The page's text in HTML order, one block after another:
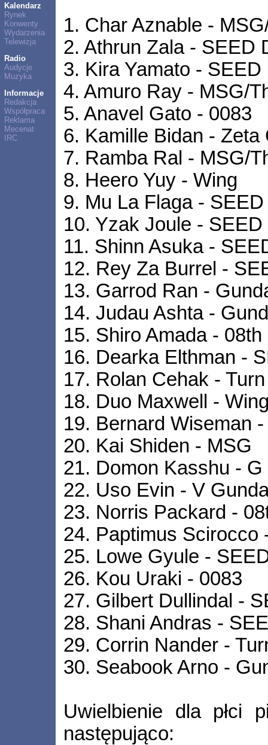
Kalendarz
Rynek
Konwenty
Wydarzenia
Telewizja
Radio
Audycje
Muzyka
Informacje
Redakcja
Współpraca
Reklama
Mecenat
IRC
1. Char Aznable -
2. Athrun Zala - SEED
3. Kira Yamato -
4. Amuro Ray - MSG/
5. Anavel Gato - 0083
6. Kamille Bidan - Zeta
7. Ramba Ral - MSG/
8. Heero Yuy - Wing
9. Mu La Flaga - SEED
10. Yzak Joule -
11. Shinn Asuka -
12. Rey Za Burrel -
13. Garrod Ran -
14. Judau Ashta -
15. Shiro Amada - 08th
16. Dearka Elthman -
17. Rolan Cehak -
18. Duo Maxwell -
19. Bernard Wiseman
20. Kai Shiden - MSG
21. Domon Kasshu -
22. Uso Evin - V
23. Norris Packard -
24. Paptimus Scirocco
25. Lowe Gyule -
26. Kou Uraki - 0083
27. Gilbert Dullindal -
28. Shani Andras -
29. Corrin Nander -
30. Seabook Arno -
Uwielbienie dla płci
następująco: